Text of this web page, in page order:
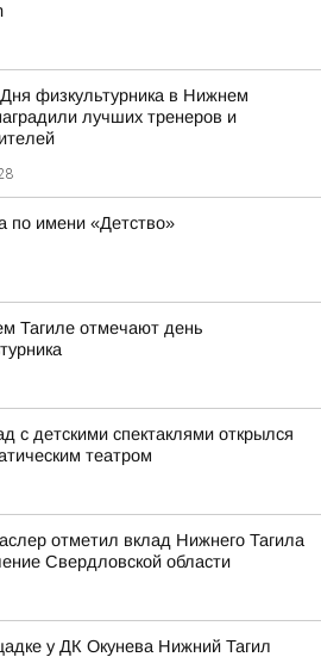
физкультурника в Нижнем
лучших тренеров и
по имени «Детство»
Тагиле отмечают день
с детскими спектаклями открылся
театром
отметил вклад Нижнего Тагила
Свердловской области
у ДК Окунева Нижний Тагил